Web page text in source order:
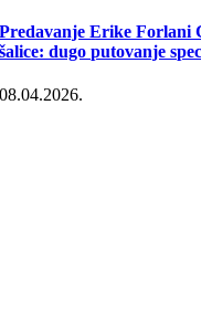
Predavanje Erike Forlani
šalice: dugo putovanje
08.04.2026.